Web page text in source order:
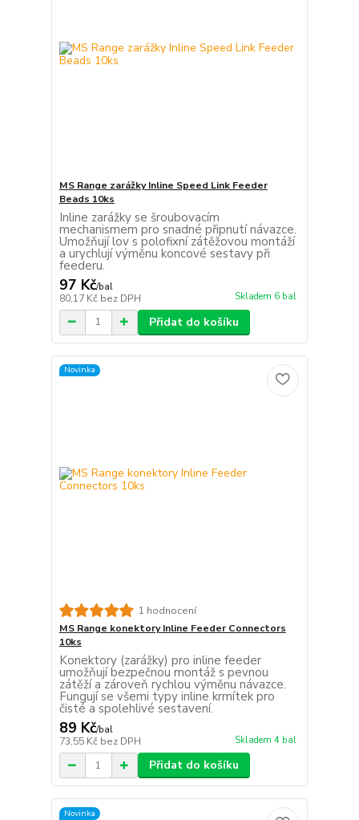
MS Range zarážky Inline Speed Link Feeder
Beads 10ks
Inline zarážky se šroubovacím
mechanismem pro snadné připnutí návazce.
Umožňují lov s polofixní zátěžovou montáží
a urychlují výměnu koncové sestavy při
feederu.
97 Kč/bal
80,17 Kč bez DPH Skladem 6 bal
Přidat do košíku
Novinka
1 hodnocení
MS Range konektory Inline Feeder Connectors
10ks
Konektory (zarážky) pro inline feeder
umožňují bezpečnou montáž s pevnou
zátěží a zároveň rychlou výměnu návazce.
Fungují se všemi typy inline krmítek pro
čisté a spolehlivé sestavení.
89 Kč/bal
73,55 Kč bez DPH Skladem 4 bal
Přidat do košíku
Novinka